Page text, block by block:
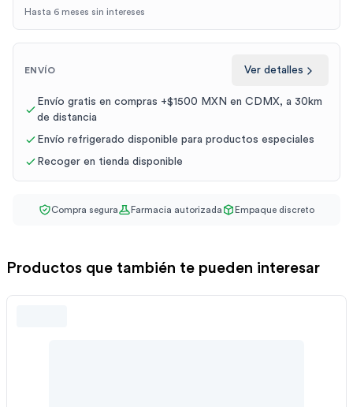
Hasta 6 meses sin intereses
ENVÍO Ver detalles
Envío gratis en compras +$1500 MXN en CDMX, a 30km
de distancia
Envío refrigerado disponible para productos especiales
Recoger en tienda disponible
Compra segura Farmacia autorizada Empaque discreto
Productos que también te pueden interesar